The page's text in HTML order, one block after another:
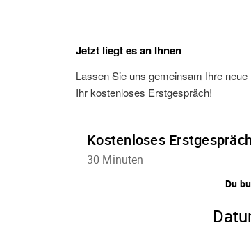
Jetzt liegt es an Ihnen
Lassen Sie uns gemeinsam Ihre
Ihr kostenloses Erstgespräch!